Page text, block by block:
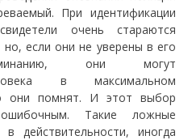
При идентификации
очень стараются
если они не уверены в его
они могут
в максимальном
они помнят. И этот выбор
Такие ложные
действительности, иногда